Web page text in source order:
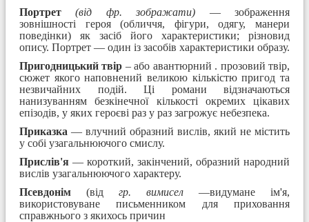
Портрет
(від фр. зображати) — зображення
зовнішності героя (обличчя, фігури, одягу, манери
поведінки) як засіб його характеристики; різновид
опису. Портрет — один із засобів характеристики образу.
Пригодницький твір – або авантюрний . прозовий твір,
сюжет якого наповнений великою кількістю пригод та
незвичайних подій. Ці романи відзначаються
нанизуванням безкінечної кількості окремих цікавих
епізодів, у яких героєві раз у раз загрожує небезпека.
Приказка — влучний образний вислів, який не містить
у собі узагальнюючого смислу.
Прислів'я — короткий, закінчений, образний народний
вислів узагальнюючого характеру.
Псевдонім (від гр. вимисел —видумане ім'я,
використовуване письменником для приховання
справжнього з якихось причин